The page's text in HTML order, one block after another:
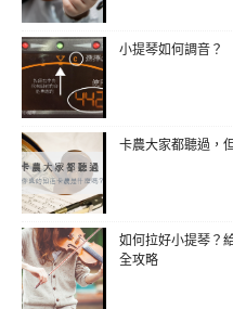
小提琴如何調音？
卡農大家都聽過，
如何拉好小提琴？
全攻略